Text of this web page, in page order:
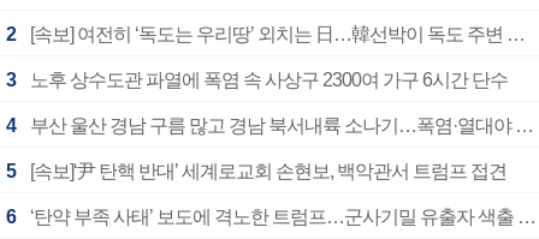
2 [속보] 여전히 ‘독도는 우리땅’ 외치는 日…韓선박이 독도 주변 해양조사 활동하자 반발
3 노후 상수도관 파열에 폭염 속 사상구 2300여 가구 6시간 단수
4 부산 울산 경남 구름 많고 경남 북서내륙 소나기…폭염·열대야 계속
5 [속보]‘尹 탄핵 반대’ 세계로교회 손현보, 백악관서 트럼프 접견
6 ‘탄약 부족 사태’ 보도에 격노한 트럼프…군사기밀 유출자 색출 지시